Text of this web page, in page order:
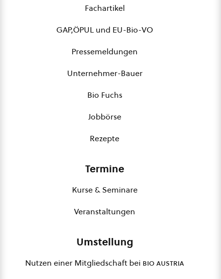
Fachartikel
GAP,ÖPUL und EU-Bio-VO
Pressemeldungen
Unternehmer-Bauer
Bio Fuchs
Jobbörse
Rezepte
Termine
Kurse & Seminare
Veranstaltungen
Umstellung
Nutzen einer Mitgliedschaft bei bio austria